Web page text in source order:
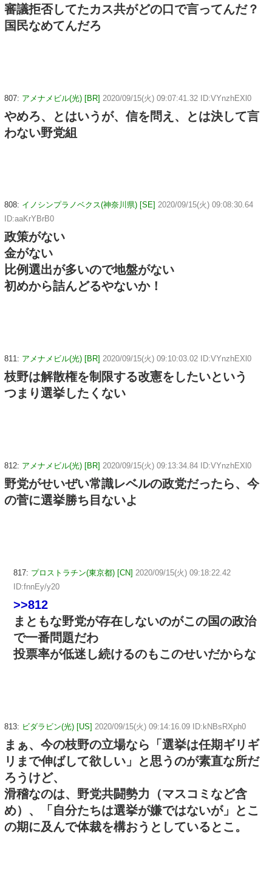
審議拒否してたカス共がどの口で言ってんだ？
国民なめてんだろ
807: アメナメビル(光) [BR] 2020/09/15(火) 09:07:41.32 ID:VYnzhEXl0
やめろ、とはいうが、信を問え、とは決して言
わない野党組
808: イノシンプラノベクス(神奈川県) [SE] 2020/09/15(火) 09:08:30.64
ID:aaKrYBrB0
政策がない
金がない
比例選出が多いので地盤がない
初めから詰んどるやないか！
811: アメナメビル(光) [BR] 2020/09/15(火) 09:10:03.02 ID:VYnzhEXl0
枝野は解散権を制限する改憲をしたいという
つまり選挙したくない
812: アメナメビル(光) [BR] 2020/09/15(火) 09:13:34.84 ID:VYnzhEXl0
野党がせいぜい常識レベルの政党だったら、今
の菅に選挙勝ち目ないよ
817: プロストラチン(東京都) [CN] 2020/09/15(火) 09:18:22.42
ID:fnnEy/y20
>>812
まともな野党が存在しないのがこの国の政治
で一番問題だわ
投票率が低迷し続けるのもこのせいだからな
813: ビダラビン(光) [US] 2020/09/15(火) 09:14:16.09 ID:kNBsRXph0
まぁ、今の枝野の立場なら「選挙は任期ギリギ
リまで伸ばして欲しい」と思うのが素直な所だ
ろうけど、
滑稽なのは、野党共闘勢力（マスコミなど含
め）、「自分たちは選挙が嫌ではないが」とこ
の期に及んで体裁を構おうとしているとこ。